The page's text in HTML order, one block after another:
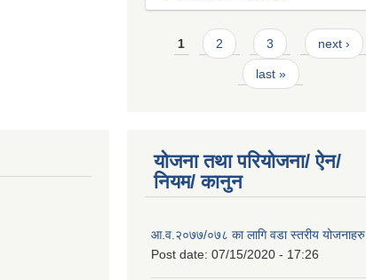
Pages
1 2 3 next ›
last »
योजना तथा परियोजना/ ऐन/
नियम/ कानुन
आ.व.२०७७/०७८ का लागि वडा स्तरीय योजनाहरु
Post date: 07/15/2020 - 17:26